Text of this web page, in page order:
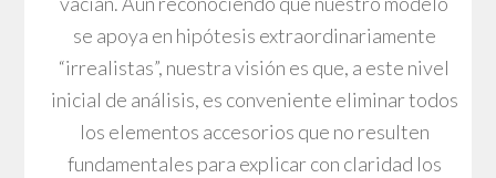
se apoya en hipótesis extraordinariamente
“irrealistas”, nuestra visión es que, a este nivel
inicial de análisis, es conveniente eliminar todos
los elementos accesorios que no resulten
fundamentales para explicar con claridad los